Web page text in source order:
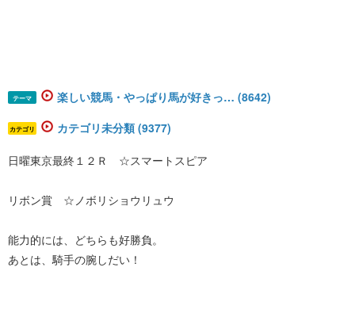
テーマ 楽しい競馬・やっぱり馬が好きっ… (8642)
カテゴリ カテゴリ未分類 (9377)
日曜東京最終１２Ｒ ☆スマートスピア
リボン賞 ☆ノボリショウリュウ
能力的には、どちらも好勝負。
あとは、騎手の腕しだい！